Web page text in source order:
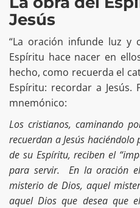
Jesús
“La oración infunde luz y
Espíritu hace nacer en
hecho, como recuerda el
Espíritu: recordar a
mnemónico:
Los cristianos, caminando
recuerdan a Jesús haciéndolo
de su Espíritu, reciben el
para servir. En la oración
misterio de Dios, aquel
aquel Dios que desea que